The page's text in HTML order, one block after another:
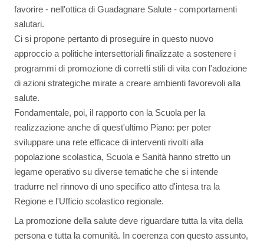
favorire - nell'ottica di Guadagnare Salute - comportamenti
salutari.
Ci si propone pertanto di proseguire in questo nuovo
approccio a politiche intersettoriali finalizzate a sostenere i
programmi di promozione di corretti stili di vita con l'adozione
di azioni strategiche mirate a creare ambienti favorevoli alla
salute.
Fondamentale, poi, il rapporto con la Scuola per la
realizzazione anche di quest'ultimo Piano: per poter
sviluppare una rete efficace di interventi rivolti alla
popolazione scolastica, Scuola e Sanità hanno stretto un
legame operativo su diverse tematiche che si intende
tradurre nel rinnovo di uno specifico atto d'intesa tra la
Regione e l'Ufficio scolastico regionale.
La promozione della salute deve riguardare tutta la vita della
persona e tutta la comunità. In coerenza con questo assunto,